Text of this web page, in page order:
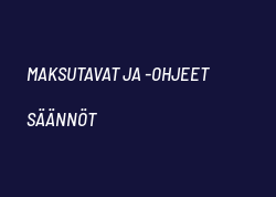
MAKSUTAVAT JA -OHJEET
SÄÄNNÖT